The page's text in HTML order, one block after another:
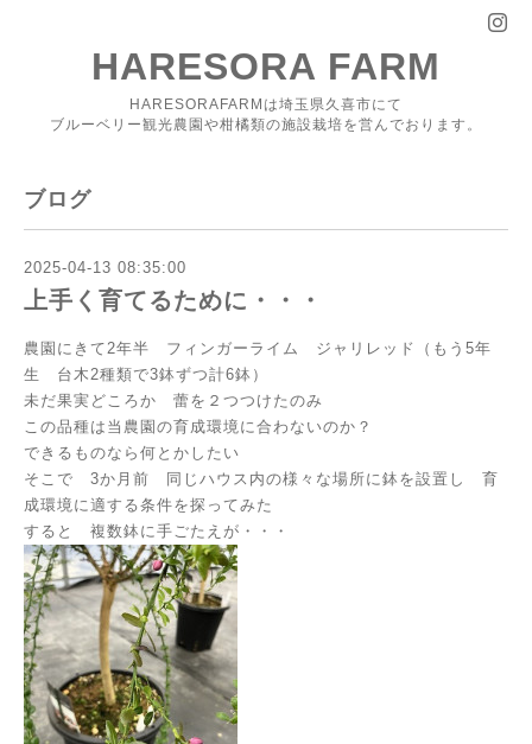
HARESORA FARM
HARESORAFARMは埼玉県久喜市にて
ブルーベリー観光農園や柑橘類の施設栽培を営んでおります。
ブログ
2025-04-13 08:35:00
上手く育てるために・・・
農園にきて2年半 フィンガーライム ジャリレッド（もう5年
生 台木2種類で3鉢ずつ計6鉢）
未だ果実どころか 蕾を２つつけたのみ
この品種は当農園の育成環境に合わないのか？
できるものなら何とかしたい
そこで 3か月前 同じハウス内の様々な場所に鉢を設置し 育
成環境に適する条件を探ってみた
すると 複数鉢に手ごたえが・・・